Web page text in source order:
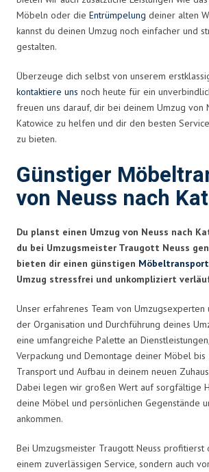
Möbeln oder die Entrümpelung deiner alten
kannst du deinen Umzug noch einfacher und
gestalten.
Überzeuge dich selbst von unserem
kontaktiere uns noch heute für ein
freuen uns darauf, dir bei deinem Umzug von
Katowice zu helfen und dir den besten
zu bieten.
Günstiger
von Neuss nach
Du planst einen Umzug von Neuss nach
du bei Umzugsmeister Traugott Neuss
bieten dir einen günstigen Möbeltransport
Umzug stressfrei und unkompliziert
Unser erfahrenes Team von Umzugsexperten
der Organisation und Durchführung deines
eine umfangreiche Palette an
Verpackung und Demontage deiner Möbel bis
Transport und Aufbau in deinem neuen
Dabei legen wir großen Wert auf sorgfältige
deine Möbel und persönlichen Gegenstände
ankommen.
Bei Umzugsmeister Traugott Neuss profitierst
einem zuverlässigen Service, sondern auch